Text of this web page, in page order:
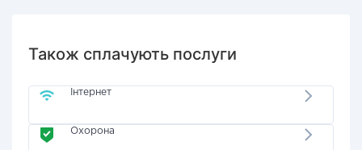
Також сплачують послуги
Інтернет
Охорона